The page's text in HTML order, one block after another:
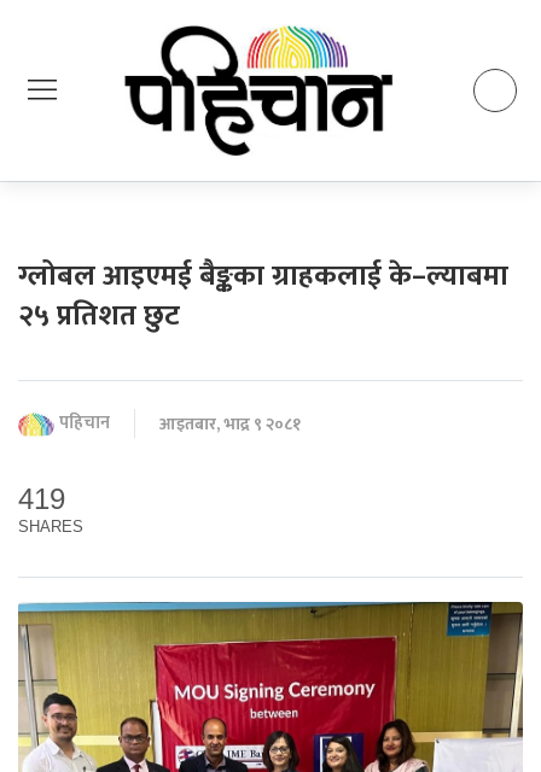
ग्लोबल आइएमई बैङ्कका ग्राहकलाई के–ल्याबमा
२५ प्रतिशत छुट
पहिचान आइतबार, भाद्र ९ २०८१
419
SHARES